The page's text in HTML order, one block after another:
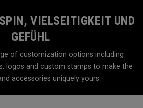
VIELSEITIGKEIT UND
GEFÜHL
of customization options including
logos and custom stamps to make the
accessories uniquely yours.